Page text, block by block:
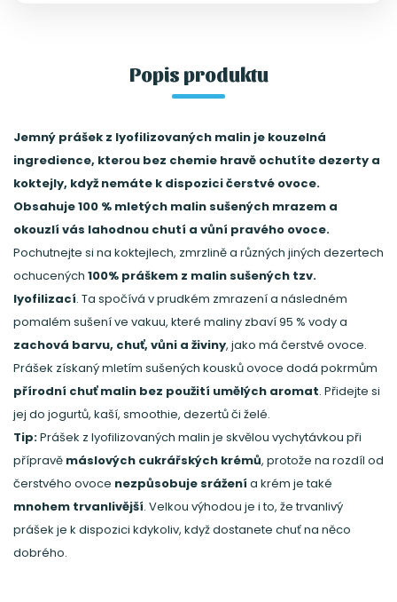
Popis produktu
Jemný prášek z lyofilizovaných malin je kouzelná
ingredience, kterou bez chemie hravě ochutíte dezerty a
koktejly, když nemáte k dispozici čerstvé ovoce.
Obsahuje 100 % mletých malin sušených mrazem a
okouzlí vás lahodnou chutí a vůní pravého ovoce.
Pochutnejte si na koktejlech, zmrzlině a různých jiných dezertech
ochucených 100% práškem z malin sušených tzv.
lyofilizací. Ta spočívá v prudkém zmrazení a následném
pomalém sušení ve vakuu, které maliny zbaví 95 % vody a
zachová barvu, chuť, vůni a živiny, jako má čerstvé ovoce.
Prášek získaný mletím sušených kousků ovoce dodá pokrmům
přírodní chuť malin bez použití umělých aromat. Přidejte si
jej do jogurtů, kaší, smoothie, dezertů či želé.
Tip:Prášek z lyofilizovaných malin je skvělou vychytávkou při
přípravě máslových cukrářských krémů, protože na rozdíl od
čerstvého ovoce nezpůsobuje srážení a krém je také
mnohem trvanlivější. Velkou výhodou je i to, že trvanlivý
prášek je k dispozici kdykoliv, když dostanete chuť na něco
dobrého.